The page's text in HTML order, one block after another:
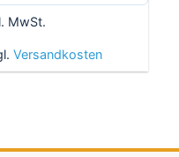
MwSt.
Versandkosten